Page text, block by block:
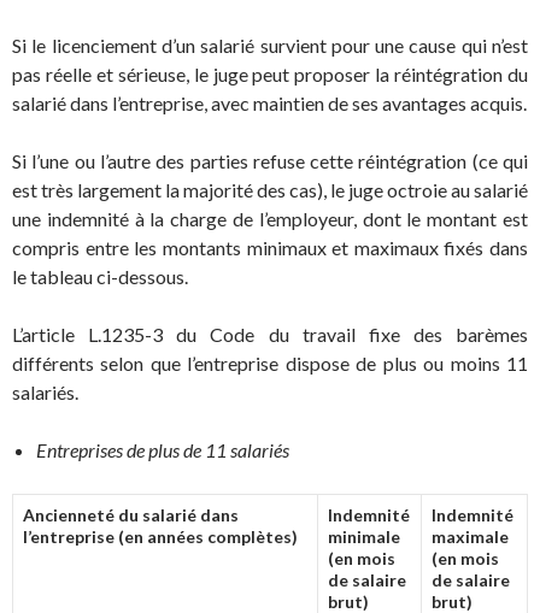
Si le licenciement d’un salarié survient pour une cause qui n’est
pas réelle et sérieuse, le juge peut proposer la réintégration du
salarié dans l’entreprise, avec maintien de ses avantages acquis.
Si l’une ou l’autre des parties refuse cette réintégration (ce qui
est très largement la majorité des cas), le juge octroie au salarié
une indemnité à la charge de l’employeur, dont le montant est
compris entre les montants minimaux et maximaux fixés dans
le tableau ci-dessous.
L’article L.1235-3 du Code du travail fixe des barèmes
différents selon que l’entreprise dispose de plus ou moins 11
salariés.
Entreprises de plus de 11 salariés
Ancienneté du salarié dans
l’entreprise (en années complètes)
Indemnité
minimale
(en mois
de salaire
brut)
Indemnité
maximale
(en mois
de salaire
brut)